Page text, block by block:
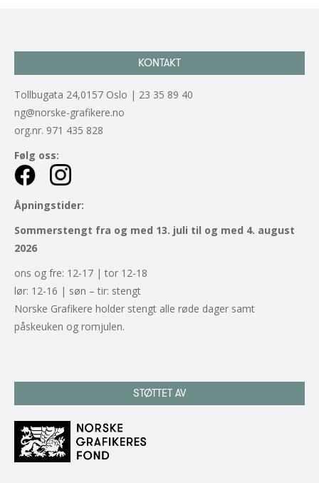
KONTAKT
Tollbugata 24,0157 Oslo | 23 35 89 40
ng@norske-grafikere.no
org.nr. 971 435 828
Følg oss:
Åpningstider:
Sommerstengt fra og med 13. juli til og med 4. august
2026
ons og fre: 12-17 | tor 12-18
lør: 12-16 | søn – tir: stengt
Norske Grafikere holder stengt alle røde dager samt
påskeuken og romjulen.
STØTTET AV